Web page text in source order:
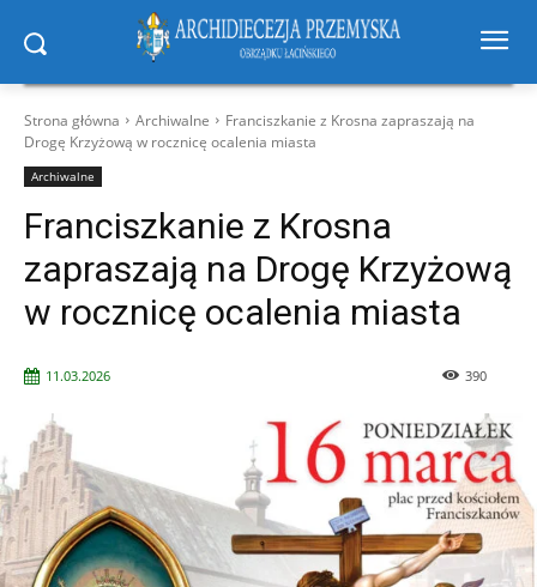
Strona główna Archiwalne
Franciszkanie z Krosna zapraszają na
Drogę Krzyżową w rocznicę ocalenia miasta
Archiwalne
Franciszkanie z Krosna
zapraszają na Drogę Krzyżową
w rocznicę ocalenia miasta
11.03.2026 390